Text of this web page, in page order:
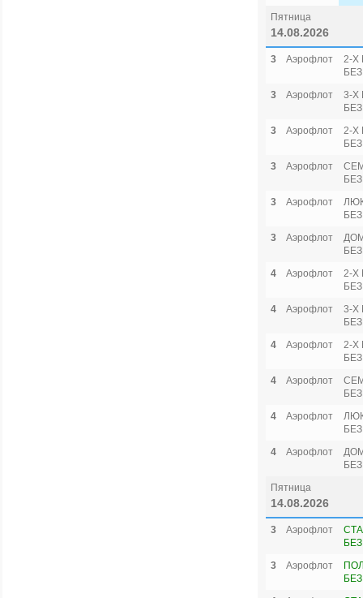
Пятница
14.08.2026
3 Аэрофлот
2-Х
3
Аэрофлот
3-Х
3
Аэрофлот
2-Х
3
Аэрофлот
3
Аэрофлот
3
Аэрофлот
4
Аэрофлот
2-Х
4
Аэрофлот
3-Х
4
Аэрофлот
2-Х
4
Аэрофлот
4
Аэрофлот
4
Аэрофлот
Пятница
14.08.2026
3 Аэрофлот
3
Аэрофлот